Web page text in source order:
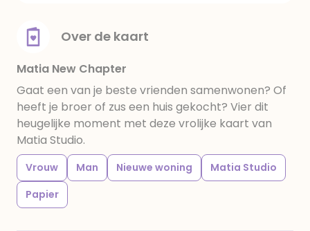
Over de kaart
Matia New Chapter
Gaat een van je beste vrienden samenwonen? Of
heeft je broer of zus een huis gekocht? Vier dit
heugelijke moment met deze vrolijke kaart van
Matia Studio.
Vrouw Man Nieuwe woning
Matia Studio
Papier